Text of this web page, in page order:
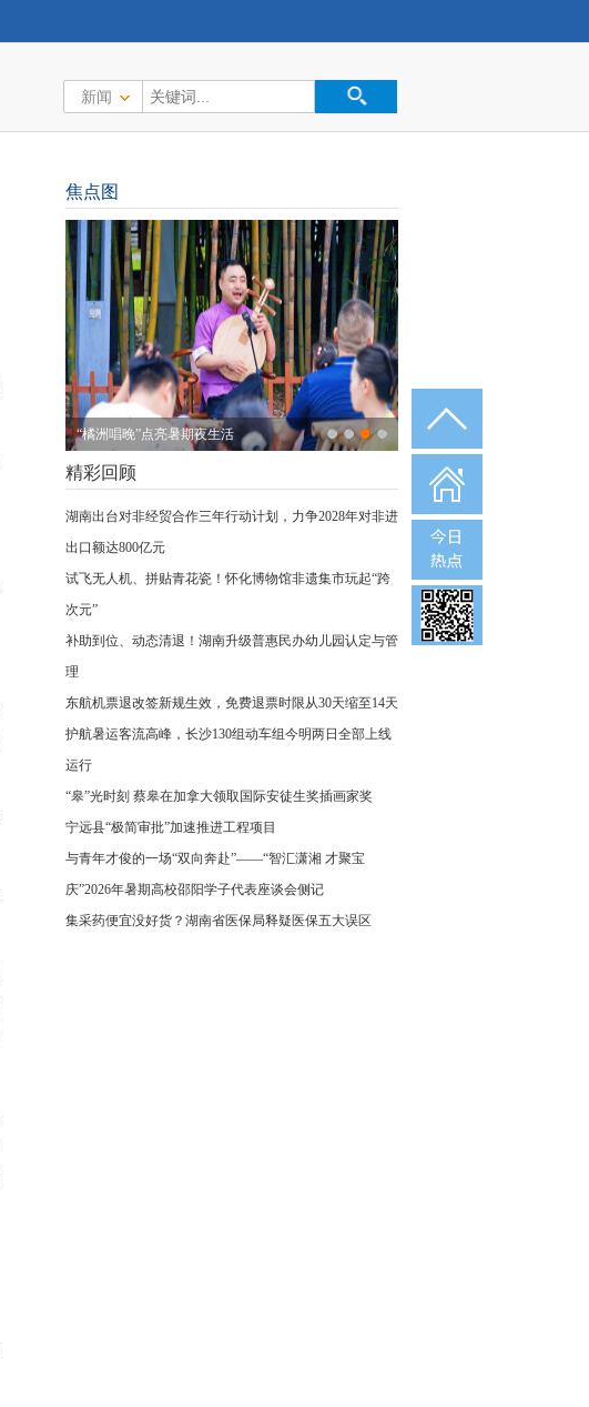
新闻
焦点图
梅溪湖艺术博物馆开启“夜间模式”
精彩回顾
湖南出台对非经贸合作三年行动计划，力争2028年对非进
出口额达800亿元
试飞无人机、拼贴青花瓷！怀化博物馆非遗集市玩起“跨
次元”
补助到位、动态清退！湖南升级普惠民办幼儿园认定与管
理
东航机票退改签新规生效，免费退票时限从30天缩至14天
护航暑运客流高峰，长沙130组动车组今明两日全部上线
运行
“皋”光时刻 蔡皋在加拿大领取国际安徒生奖插画家奖
宁远县“极简审批”加速推进工程项目
与青年才俊的一场“双向奔赴”——“智汇潇湘 才聚宝
庆”2026年暑期高校邵阳学子代表座谈会侧记
集采药便宜没好货？湖南省医保局释疑医保五大误区